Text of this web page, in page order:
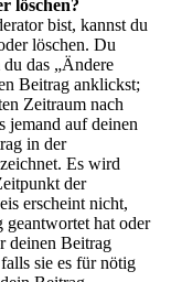
löschen?
bist, kannst du
löschen. Du
das „Ändere
Beitrag anklickst;
Zeitraum nach
jemand auf deinen
in der
Es wird
der
erscheint nicht,
hat oder
deinen Beitrag
sie es für nötig